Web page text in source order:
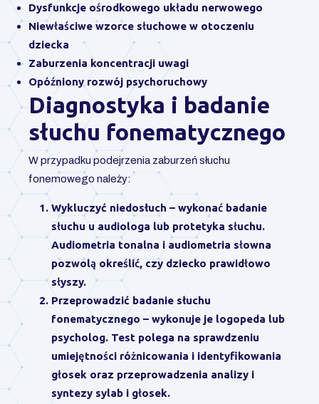
Dysfunkcje ośrodkowego układu nerwowego
Niewłaściwe wzorce słuchowe w otoczeniu
dziecka
Zaburzenia koncentracji uwagi
Opóźniony rozwój psychoruchowy
Diagnostyka i badanie
słuchu fonematycznego
W przypadku podejrzenia zaburzeń słuchu
fonemowego należy:
Wykluczyć niedosłuch – wykonać badanie
słuchu u audiologa lub protetyka słuchu.
Audiometria tonalna i audiometria słowna
pozwolą określić, czy dziecko prawidłowo
słyszy.
Przeprowadzić badanie słuchu
fonematycznego – wykonuje je logopeda lub
psycholog. Test polega na sprawdzeniu
umiejętności różnicowania i identyfikowania
głosek oraz przeprowadzenia analizy i
syntezy sylab i głosek.